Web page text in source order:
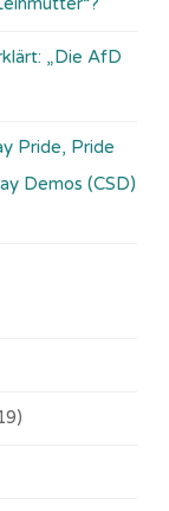
„Die AfD
Pride, Pride
Demos (CSD)